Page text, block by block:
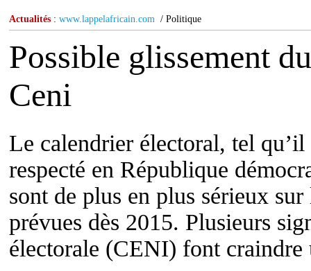
Actualités : www.lappelafricain.com / Politique
Possible glissement
Ceni
Le calendrier électoral, tel
respecté en République
sont de plus en plus sérieux
prévues dès 2015. Plusieurs
électorale (CENI) font craindre